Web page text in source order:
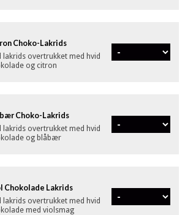
Choko-Lakrids
lakrids overtrukket med hvid
og citron
Choko-Lakrids
lakrids overtrukket med hvid
og blåbær
Chokolade Lakrids
lakrids overtrukket med hvid
med violsmag